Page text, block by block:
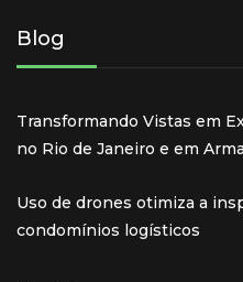
Blog
Transformando Vistas em
no Rio de Janeiro e em
Uso de drones otimiza a
condomínios logísticos